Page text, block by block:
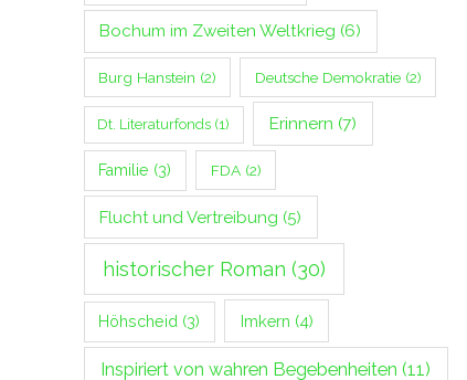
Bochum im Zweiten Weltkrieg (6)
Burg Hanstein (2) Deutsche Demokratie(2)
Dt. Literaturfonds (1) Erinnern (7)
Familie (3) FDA(2)
Flucht und Vertreibung (5)
historischer Roman (30)
Höhscheid (3) Imkern (4)
Inspiriert von wahren Begebenheiten (11)